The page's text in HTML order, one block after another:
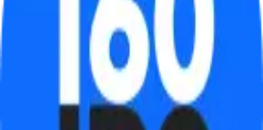
서울특별시 강남구 역삼로17길 10
대표번호 : 02-6949-0045
© ML Investment Advisory Co.,Ltd. All Rights Reserved.